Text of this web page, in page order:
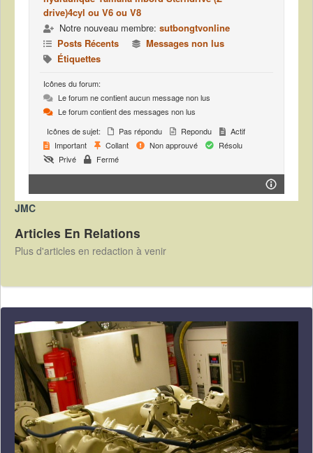
drive)4cyl ou V6 ou V8
Notre nouveau membre: sutbongtvonline
Posts Récents
Messages non lus
Étiquettes
Icônes du forum:
Le forum ne contient aucun message non lus
Le forum contient des messages non lus
Icônes de sujet:
Pas répondu Repondu
Actif
Important
Collant Non approuvé
Résolu
Privé
Fermé
JMC
Articles En Relations
Plus d'articles en redaction à venir